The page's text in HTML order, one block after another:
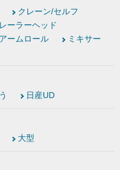
クレーン/セルフ
ーラーヘッド
アームロール
ミキサー
日産UD
大型